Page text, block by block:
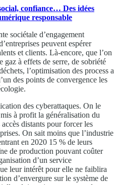
confiance… Des idées
responsable
sociétale d’engagement
peuvent espérer
et clients. Là-encore, que l’on
gaz à effets de serre, de sobriété
l’optimisation des process a
des points de convergence les
des cyberattaques. On le
à profit la généralisation du
distants pour forcer les
On sait moins que l’industrie
en 2020 15 % de leurs
de production pouvant coûter
d’un service
leur intérêt pour elle ne faiblira
d’envergure sur le système de